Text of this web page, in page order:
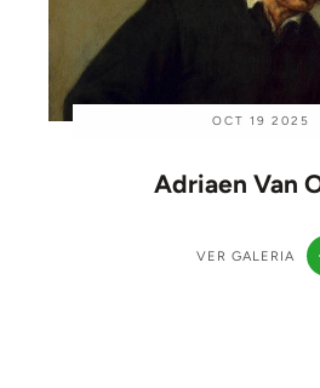
OCT 19 2025
Adriaen Van
VER GALERIA